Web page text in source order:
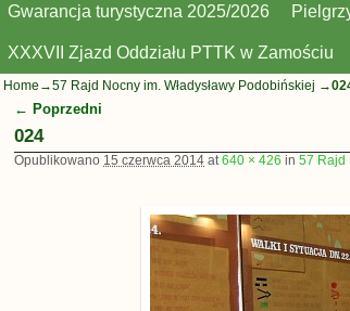
Gwarancja turystyczna 2025/2026
XXXVII Zjazd Oddziału PTTK w Zamościu
Home →57 Rajd Nocny im. Władysławy Podobińskiej →
Nawigacja
← Poprzedni
024
Opublikowano 15 czerwca 2014 at 640 × 426 in 57 Rajd